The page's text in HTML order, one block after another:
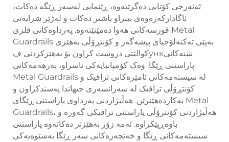
ئەنەرجی کۆتایی دەگرێتەوە، ڕێنمایی لەسەر ڕێگە دەکات،
ئاگادارکەرەوەی بینراو باشتر دەکات و لەژێر شرایەتی
قورسەکانی هەوا دەمێنێتەوە. پەرداوەکانی فلزی Metal
Guardrails بەپێی تەکنەلۆجیای پیشەگەر و کۆنتڕۆڵی بەهێزی
کوالێتی دروست کراون بۆ بەهێزکردنی فункشنەکانی
پاراستنی ڕێگا. وەک کۆمپانیایەکی ناسراو، بەرھەمەکانی
Metal Guardrails لە سیستەمەکانی ئامێرەکانی ترافیک و
کۆنتڕۆڵی ترافیک لە سەرانسەری جیھاندا پەسندکراون و
بەکاردەھێنرێن. هەڵبژاردنی پەرداوی پاراستنی ڕێگای Metal
Guardrails، هەڵبژاردنی کۆنترۆڵی پاراستنی ترافیکی گەورە و
باوەڕپێکراوە. ئەمە زۆر بەھێزتر دەکاتەوە پاراستنی
سیستەمەکانی ڕێگا و خەنجەرەکانی سەر ڕێگا بەشێوەیەکی